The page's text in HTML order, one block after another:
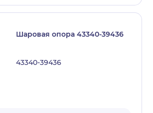
Шаровая опора 43340-39436
43340-39436